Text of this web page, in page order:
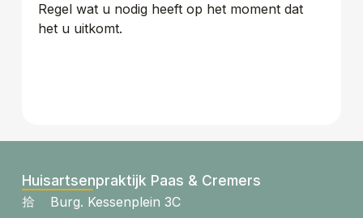
Regel wat u nodig heeft op het moment dat
het u uitkomt.
Huisartsenpraktijk Paas & Cremers
Burg. Kessenplein 3C